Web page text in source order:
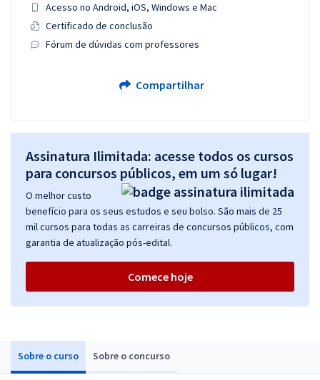
Sobre o curso Sobre o concurso
Acesso no Android, iOS, Windows e Mac
Certificado de conclusão
Fórum de dúvidas com professores
Compartilhar
Assinatura Ilimitada: acesse todos os cursos
para concursos públicos, em um só lugar!
O melhor custo
benefício para os seus estudos e seu bolso. São mais de 25
mil cursos para todas as carreiras de concursos públicos, com
garantia de atualização pós-edital.
Comece hoje